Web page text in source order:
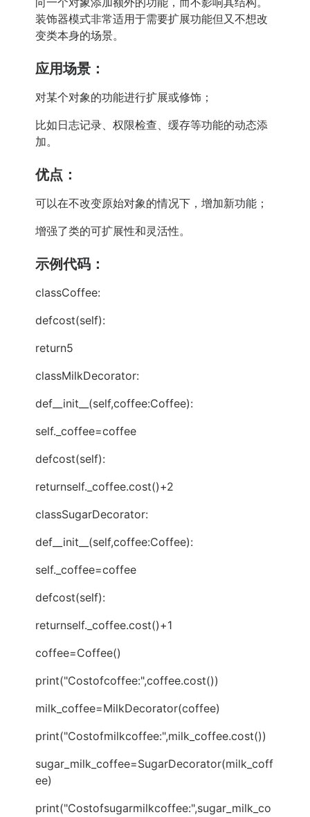
装饰器模式非常适用于需要扩展功能但又不想改
变类本身的场景。
应用场景：
对某个对象的功能进行扩展或修饰；
比如日志记录、权限检查、缓存等功能的动态添
加。
优点：
可以在不改变原始对象的情况下，增加新功能；
增强了类的可扩展性和灵活性。
示例代码：
classCoffee:
defcost(self):
return5
classMilkDecorator:
def__init__(self,coffee:Coffee):
self._coffee=coffee
defcost(self):
returnself._coffee.cost()+2
classSugarDecorator:
def__init__(self,coffee:Coffee):
self._coffee=coffee
defcost(self):
returnself._coffee.cost()+1
coffee=Coffee()
print("Costofcoffee:",coffee.cost())
milk_coffee=MilkDecorator(coffee)
print("Costofmilkcoffee:",milk_coffee.cost())
sugar_milk_coffee=SugarDecorator(milk_coff
ee)
print("Costofsugarmilkcoffee:",sugar_milk_co